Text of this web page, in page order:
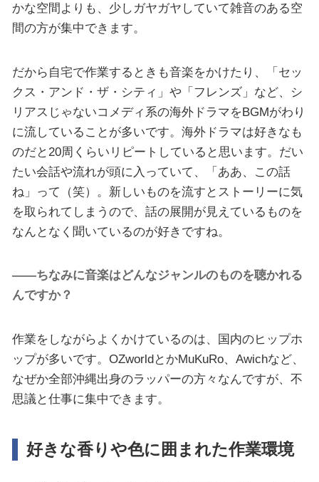
かな空間よりも、少しガヤガヤしていて雑音のある空
間の方が集中できます。
だから自宅で作業するときも音楽をかけたり、「セッ
クス・アンド・ザ・シティ」や「フレンズ」など、シ
リアスじゃないコメディ系の海外ドラマをBGMがわり
に流していることが多いです。海外ドラマは好きなも
のだと20周くらいリピートしていると思います。だい
たい会話や流れが頭に入っていて、「ああ、この話
ね」って（笑）。新しいものを流すとストーリーに気
を取られてしまうので、話の展開が見えているものを
なんとなく聞いているのが好きですね。
――ちなみに音楽はどんなジャンルのものを聴かれる
んですか？
作業をしながらよくかけているのは、国内のヒップホ
ップが多いです。OZworldとかMuKuRo、Awichなど、
なぜか全部沖縄出身のラッパーの方々なんですが、不
思議と仕事に集中できます。
好きな香りや色に囲まれた作業環境